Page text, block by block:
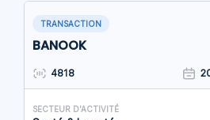
TRANSACTION
BANOOK
4818
SECTEUR D'ACTIVITÉ